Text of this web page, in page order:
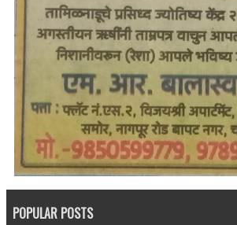
POPULAR POSTS